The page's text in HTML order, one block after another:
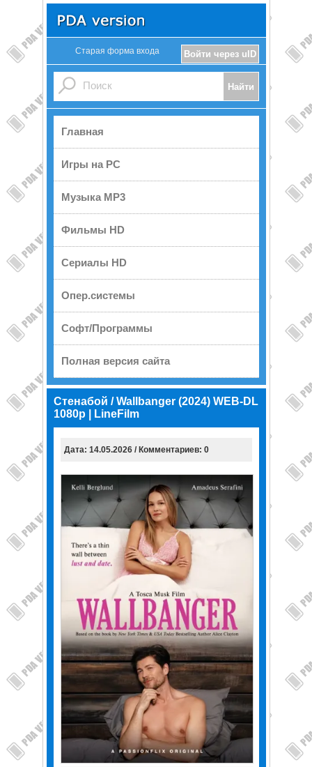
Войти через uID
Старая форма входа
Главная
Игры на PC
Музыка MP3
Фильмы HD
Сериалы HD
Опер.системы
Софт/Программы
Полная версия сайта
Стенабой / Wallbanger (2024) WEB-DL
1080p | LineFilm
Дата: 14.05.2026 / Комментариев: 0